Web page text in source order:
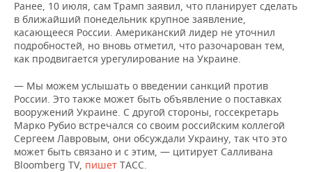
КИБЕРСПОРТ
ФИГУРНОЕ КАТАНИЕ
ВОДНЫЕ ВИДЫ СПОРТА
ХОККЕЙ С МЯЧОМ
КУЛЬТУРА
МЕДИЦИНА
ОБРАЗОВАНИЕ
ПРОИСШЕСТВИЯ
СПИСОК КОМПАНИЙ
Ранее, 10 июля, сам Трамп заявил, что планирует сделать
в ближайший понедельник крупное заявление,
касающееся России. Американский лидер не уточнил
подробностей, но вновь отметил, что разочарован тем,
как продвигается урегулирование на Украине.
— Мы можем услышать о введении санкций против
России. Это также может быть объявление о поставках
вооружений Украине. С другой стороны, госсекретарь
Марко Рубио встречался со своим российским коллегой
Сергеем Лавровым, они обсуждали Украину, так что это
может быть связано и с этим, — цитирует Салливана
Bloomberg TV, пишет ТАСС.